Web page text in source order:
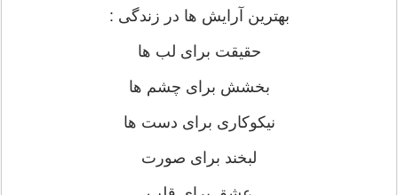
بهترین آرایش ها در زندگی :
حقیقت برای لب ها
بخشش برای چشم ها
نیکوکاری برای دست ها
لبخند برای صورت